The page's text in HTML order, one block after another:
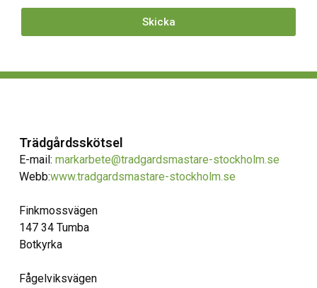
Skicka
Trädgårdsskötsel
E-mail: markarbete@tradgardsmastare-stockholm.se
Webb:www.tradgardsmastare-stockholm.se
Finkmossvägen
147 34 Tumba
Botkyrka
Fågelviksvägen